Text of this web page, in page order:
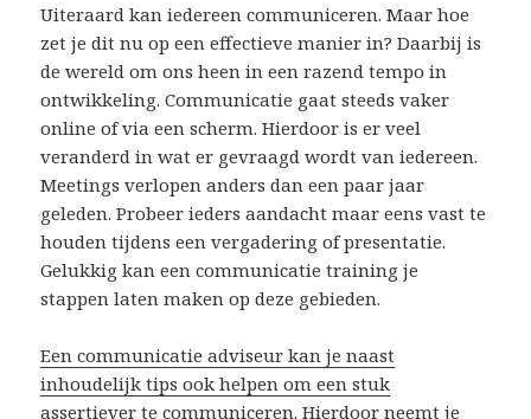
Uiteraard kan iedereen communiceren. Maar hoe
zet je dit nu op een effectieve manier in? Daarbij is
de wereld om ons heen in een razend tempo in
ontwikkeling. Communicatie gaat steeds vaker
online of via een scherm. Hierdoor is er veel
veranderd in wat er gevraagd wordt van iedereen.
Meetings verlopen anders dan een paar jaar
geleden. Probeer ieders aandacht maar eens vast te
houden tijdens een vergadering of presentatie.
Gelukkig kan een communicatie training je
stappen laten maken op deze gebieden.
Een communicatie adviseur kan je naast
inhoudelijk tips ook helpen om een stuk
assertiever te communiceren. Hierdoor neemt je